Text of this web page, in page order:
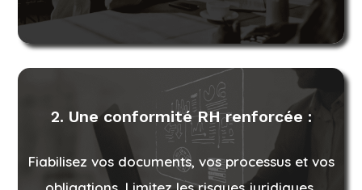
2. Une conformité RH renforcée :
Fiabilisez vos documents, vos processus et vos